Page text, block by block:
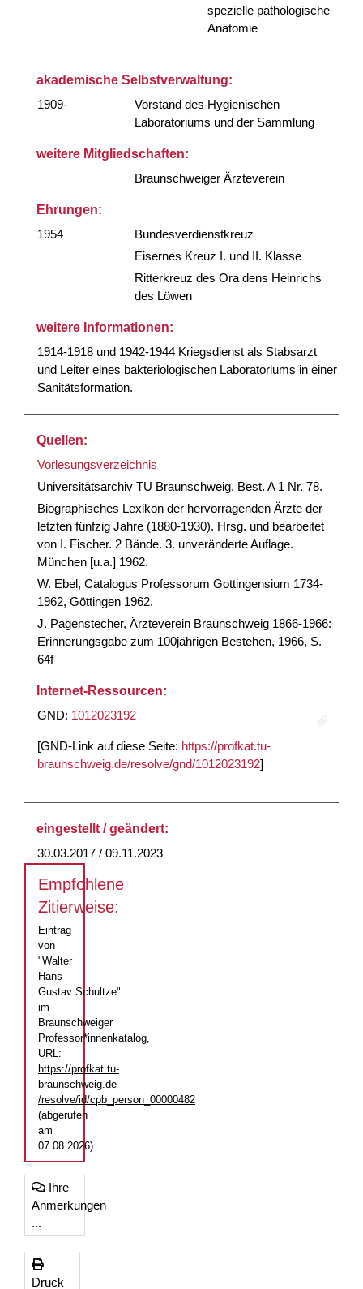
spezielle pathologische
Anatomie
akademische Selbstverwaltung:
1909-
Vorstand des Hygienischen
Laboratoriums und der Sammlung
weitere Mitgliedschaften:
Braunschweiger Ärzteverein
Ehrungen:
1954
Bundesverdienstkreuz
Eisernes Kreuz I. und II. Klasse
Ritterkreuz des Ora dens Heinrichs
des Löwen
weitere Informationen:
1914-1918 und 1942-1944 Kriegsdienst als Stabsarzt
und Leiter eines bakteriologischen Laboratoriums in einer
Sanitätsformation.
Quellen:
Vorlesungsverzeichnis
Universitätsarchiv TU Braunschweig, Best. A 1 Nr. 78.
Biographisches Lexikon der hervorragenden Ärzte der
letzten fünfzig Jahre (1880-1930). Hrsg. und bearbeitet
von I. Fischer. 2 Bände. 3. unveränderte Auflage.
München [u.a.] 1962.
W. Ebel, Catalogus Professorum Gottingensium 1734-
1962, Göttingen 1962.
J. Pagenstecher, Ärzteverein Braunschweig 1866-1966:
Erinnerungsgabe zum 100jährigen Bestehen, 1966, S.
64f
Internet-Ressourcen:
GND: 1012023192
[GND-Link auf diese Seite: https://profkat.tu-
braunschweig.de/resolve/gnd/1012023192]
eingestellt / geändert:
30.03.2017 / 09.11.2023
Empfohlene
Zitierweise:
Eintrag
von
"Walter
Hans
Gustav Schultze"
im
Braunschweiger
Professor*innenkatalog,
URL:
https://profkat.tu-
braunschweig.de
/resolve/id/cpb_person_00000482
(abgerufen
am
07.08.2026)
Ihre
Anmerkungen
...
Druck